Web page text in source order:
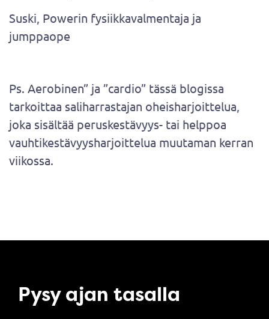
Suski, Powerin fysiikkavalmentaja ja
jumppaope
Ps. Aerobinen” ja ”cardio” tässä blogissa
tarkoittaa saliharrastajan oheisharjoittelua,
joka sisältää peruskestävyys- tai helppoa
vauhtikestävyysharjoittelua muutaman kerran
viikossa.
Pysy ajan tasalla